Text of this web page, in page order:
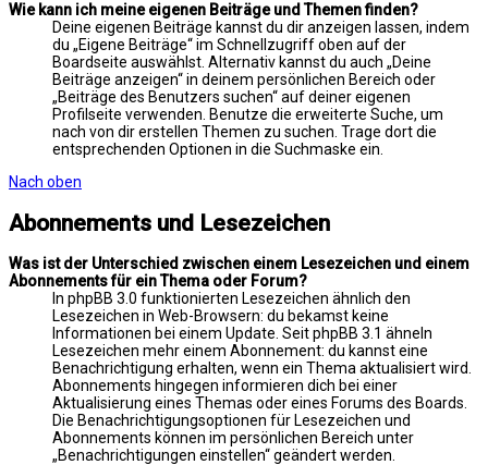
Wie kann ich meine eigenen Beiträge und Themen finden?
Deine eigenen Beiträge kannst du dir anzeigen lassen, indem
du „Eigene Beiträge“ im Schnellzugriff oben auf der
Boardseite auswählst. Alternativ kannst du auch „Deine
Beiträge anzeigen“ in deinem persönlichen Bereich oder
„Beiträge des Benutzers suchen“ auf deiner eigenen
Profilseite verwenden. Benutze die erweiterte Suche, um
nach von dir erstellen Themen zu suchen. Trage dort die
entsprechenden Optionen in die Suchmaske ein.
Nach oben
Abonnements und Lesezeichen
Was ist der Unterschied zwischen einem Lesezeichen und einem
Abonnements für ein Thema oder Forum?
In phpBB 3.0 funktionierten Lesezeichen ähnlich den
Lesezeichen in Web-Browsern: du bekamst keine
Informationen bei einem Update. Seit phpBB 3.1 ähneln
Lesezeichen mehr einem Abonnement: du kannst eine
Benachrichtigung erhalten, wenn ein Thema aktualisiert wird.
Abonnements hingegen informieren dich bei einer
Aktualisierung eines Themas oder eines Forums des Boards.
Die Benachrichtigungsoptionen für Lesezeichen und
Abonnements können im persönlichen Bereich unter
„Benachrichtigungen einstellen“ geändert werden.